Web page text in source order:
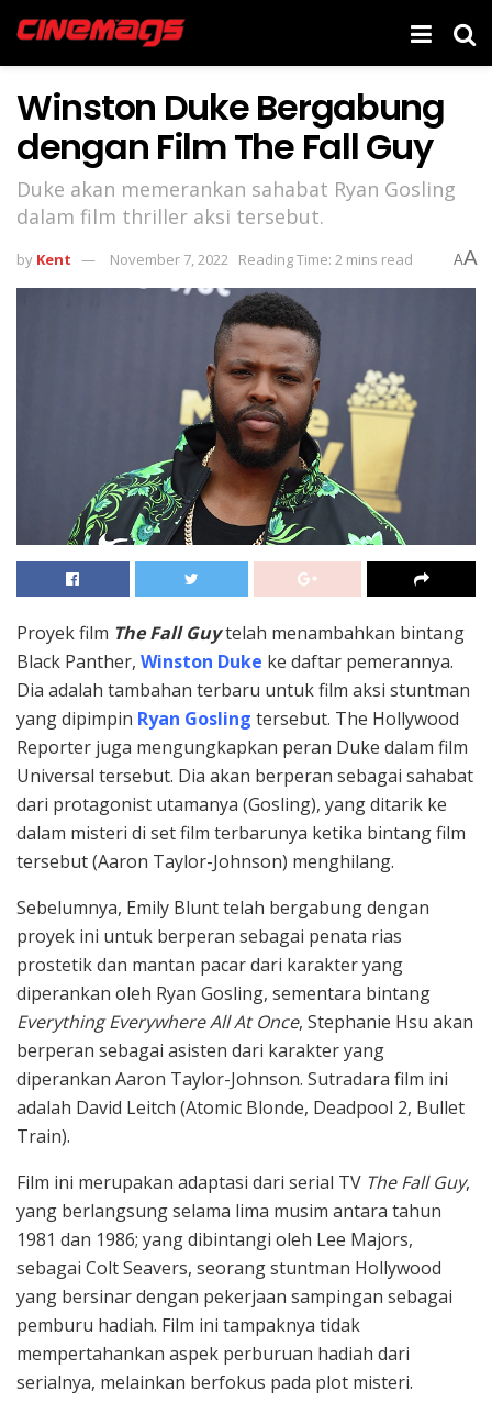
Winston Duke Bergabung
dengan Film The Fall Guy
Duke akan memerankan sahabat Ryan Gosling
dalam film thriller aksi tersebut.
by Kent November 7, 2022 Reading Time: 2 mins read AA
Proyek film The Fall Guytelah menambahkan bintang
Black Panther, Winston Duke ke daftar pemerannya.
Dia adalah tambahan terbaru untuk film aksi stuntman
yang dipimpin Ryan Gosling tersebut. The Hollywood
Reporter juga mengungkapkan peran Duke dalam film
Universal tersebut. Dia akan berperan sebagai sahabat
dari protagonist utamanya (Gosling), yang ditarik ke
dalam misteri di set film terbarunya ketika bintang film
tersebut (Aaron Taylor-Johnson) menghilang.
Sebelumnya, Emily Blunt telah bergabung dengan
proyek ini untuk berperan sebagai penata rias
prostetik dan mantan pacar dari karakter yang
diperankan oleh Ryan Gosling, sementara bintang
Everything Everywhere All At Once, Stephanie Hsu akan
berperan sebagai asisten dari karakter yang
diperankan Aaron Taylor-Johnson. Sutradara film ini
adalah David Leitch (Atomic Blonde, Deadpool 2, Bullet
Train).
Film ini merupakan adaptasi dari serial TV The Fall Guy,
yang berlangsung selama lima musim antara tahun
1981 dan 1986; yang dibintangi oleh Lee Majors,
sebagai Colt Seavers, seorang stuntman Hollywood
yang bersinar dengan pekerjaan sampingan sebagai
pemburu hadiah. Film ini tampaknya tidak
mempertahankan aspek perburuan hadiah dari
serialnya, melainkan berfokus pada plot misteri.